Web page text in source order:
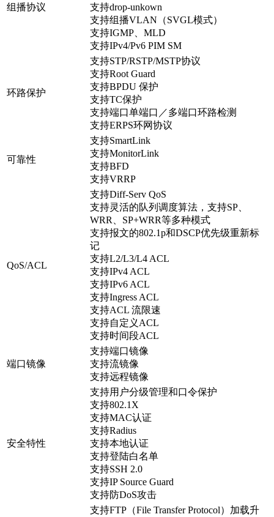
组播协议
支持drop-unkown
支持组播VLAN（SVGL模式）
支持IGMP、MLD
支持IPv4/Pv6 PIM SM
环路保护
支持STP/RSTP/MSTP协议
支持Root Guard
支持BPDU 保护
支持TC保护
支持端口单端口／多端口环路检测
支持ERPS环网协议
可靠性
支持SmartLink
支持MonitorLink
支持BFD
支持VRRP
QoS/ACL
支持Diff-Serv QoS
支持灵活的队列调度算法，支持SP、
WRR、SP+WRR等多种模式
支持报文的802.1p和DSCP优先级重新标
记
支持L2/L3/L4 ACL
支持IPv4 ACL
支持IPv6 ACL
支持Ingress ACL
支持ACL 流限速
支持自定义ACL
支持时间段ACL
端口镜像
支持端口镜像
支持流镜像
支持远程镜像
安全特性
支持用户分级管理和口令保护
支持802.1X
支持MAC认证
支持Radius
支持本地认证
支持登陆白名单
支持SSH 2.0
支持IP Source Guard
支持防DoS攻击
支持FTP（File Transfer Protocol）加载升